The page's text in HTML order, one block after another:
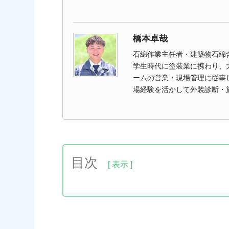
橋本卓哉
石綿作業主任者・建築物石綿
学生時代に塗装業に携わり
ームの営業・現場管理に従
場経験を活かして外装診断・
目次
1.堺市で防水工事業者を選ぶための4つ